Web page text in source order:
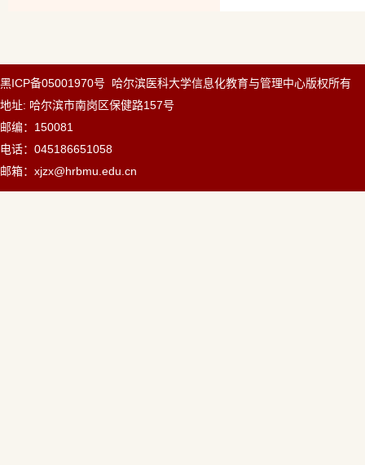
黑ICP备05001970号 哈尔滨医科大学信息化教育与管理中心版权所有
地址: 哈尔滨市南岗区保健路157号
邮编：150081
电话：045186651058
邮箱：xjzx@hrbmu.edu.cn